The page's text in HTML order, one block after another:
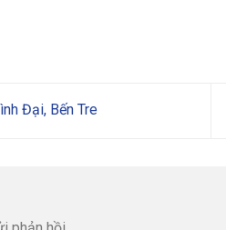
Đại, Bến Tre